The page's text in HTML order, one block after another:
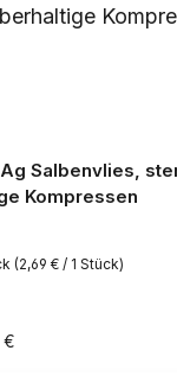
Salbenvlies,
Kompressen
(2,69 € / 1 Stück)
€